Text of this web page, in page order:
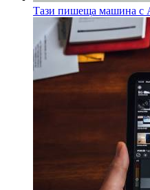
Тази пишеща машина с